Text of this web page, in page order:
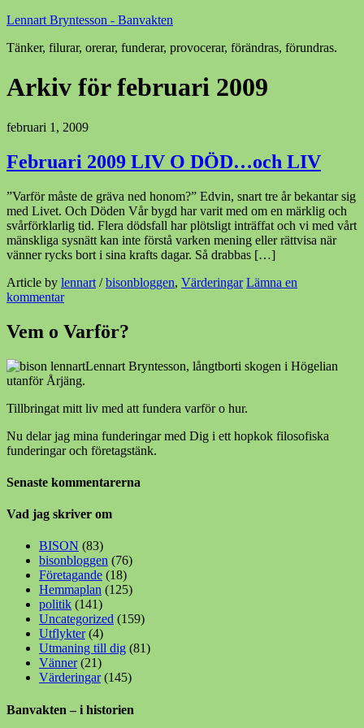
Lennart Bryntesson - Banvakten
Tänker, filurar, orerar, funderar, provocerar, förändras, förundras.
Arkiv för februari 2009
februari 1, 2009
Februari 2009 LIV O DÖD…och LIV
”Varför måste de gräva ned honom?” Edvin, snart tre år bekantar sig
med Livet. Och Döden Vår bygd har varit med om en märklig och
svårförklarlig tid. Flera dödsfall har plötsligt inträffat och vi med vårt
mänskliga sysnätt kan inte förstå varken mening eller rättvisa när
vänner rycks bort i sina krafts dagar. Så drabbas […]
Article by lennart /bisonbloggen, Värderingar Lämna en
kommentar
Vem o Varför?
Lennart Bryntesson, långtborti skogen i Högelian
utanför Årjäng.
Tillbringat mitt liv med att fundera varför o hur.
Nu delar jag mina funderingar med Dig i ett hopkok filosofiska
funderingar och företagstänk.
Senaste kommentarerna
Vad jag skriver om
BISON (83)
bisonbloggen (76)
Företagande (18)
Hemmaplan (125)
politik (141)
Uncategorized (159)
Utflykter(4)
Utmaning till dig (81)
Vänner(21)
Värderingar(145)
Banvakten – i historien